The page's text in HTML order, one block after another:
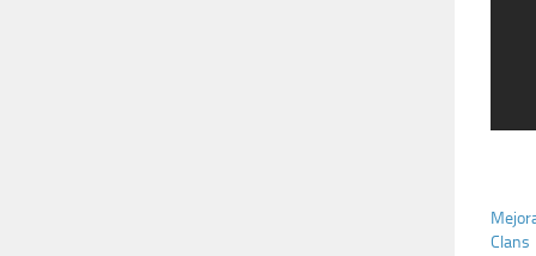
Clans